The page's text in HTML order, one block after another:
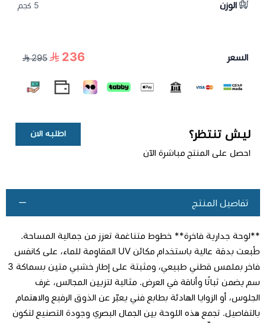
الوزن 5 كجم
السعر 236
295
ليش تنتظر؟
احصل على المنتج مباشرة الآن
اطلبه الان
اطلب المنتج
تفاصيل المنتج
**لوحة جدارية فاخرة** خطوط متناغمة تعزز من جمالية المساحة.
طُبعت بدقة عالية باستخدام مكائن UV المقاوِمة للماء، على كانفس
فاخر بملمس قطني طبيعي، ومثبتة على إطار خشبي متين بسماكة 3
سم يضمن ثباتًا وأناقة في العرض. مثالية لتزيين المجالس، غرف
الجلوس، أو الزوايا الهادئة بطابع فني يعبّر عن الذوق الرفيع والاهتمام
بالتفاصيل. تجمع هذه اللوحة بين الجمال البصري وجودة التصنيع لتكون